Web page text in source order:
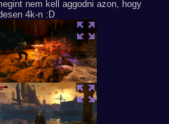
nem kell aggodni azon, hogy
4k-n :D